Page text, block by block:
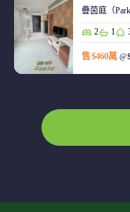
疊茵庭（
2 1
售 $460萬